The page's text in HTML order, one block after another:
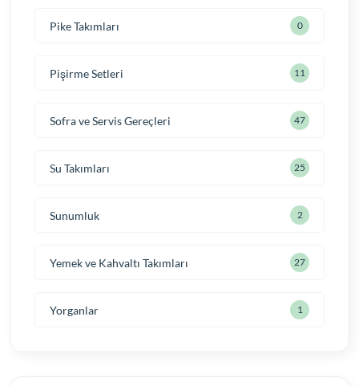
Pike Takımları 0
Pişirme Setleri 11
Sofra ve Servis Gereçleri 47
Su Takımları 25
Sunumluk 2
Yemek ve Kahvaltı Takımları 27
Yorganlar 1